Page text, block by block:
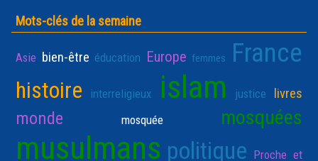
Mots-clés de la semaine
Asie bien-être éducation Europe femmes France
histoire interreligieux islam justice livres
monde mosquée mosquées
musulmans politique Proche et